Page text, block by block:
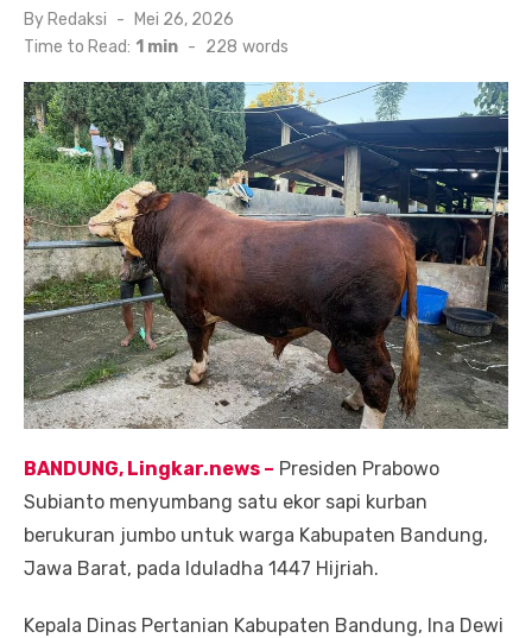
By Redaksi
Posted
on
Mei 26, 2026
Time to Read: 1 min - 228 words
BANDUNG, Lingkar.news – Presiden Prabowo
Subianto menyumbang satu ekor sapi kurban
berukuran jumbo untuk warga Kabupaten Bandung,
Jawa Barat, pada Iduladha 1447 Hijriah.
Kepala Dinas Pertanian Kabupaten Bandung, Ina Dewi